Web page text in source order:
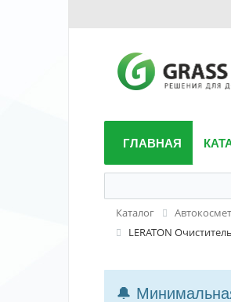
ГЛАВНАЯ
Каталог
LERATON
🔔